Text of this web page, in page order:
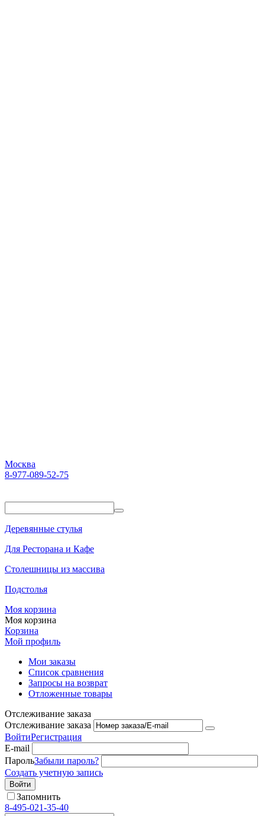
Москва
8-977-089-52-75
Деревянные стулья
Для Ресторана и Кафе
Столешницы из массива
Подстолья
Моя корзина
Моя корзина
Корзина
Мой профиль
Мои заказы
Список сравнения
Запросы на возврат
Отложенные товары
Отслеживание заказа
Отслеживание заказа
ВойтиРегистрация
E-mail
ПарольЗабыли пароль?
Создать учетную запись
Войти
Запомнить
8-495-021-35-40